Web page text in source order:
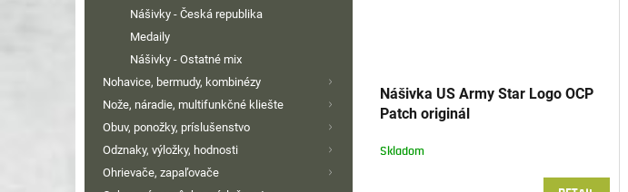
Nášivky - Česká republika
Medaily
Nášivky - Ostatné mix
Nohavice, bermudy, kombinézy
Nože, náradie, multifunkčné kliešte
Obuv, ponožky, príslušenstvo
Odznaky, výložky, hodnosti
Ohrievače, zapaľovače
Nášivka US Army Star Logo OCP
Patch originál
Skladom